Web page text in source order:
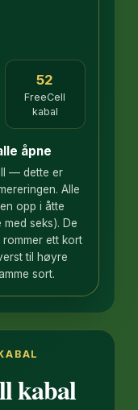
52
FreeCell
kabal
åpne
— dette er
Alle
opp i åtte
seks). De
ett kort
til høyre
sort.
kabal